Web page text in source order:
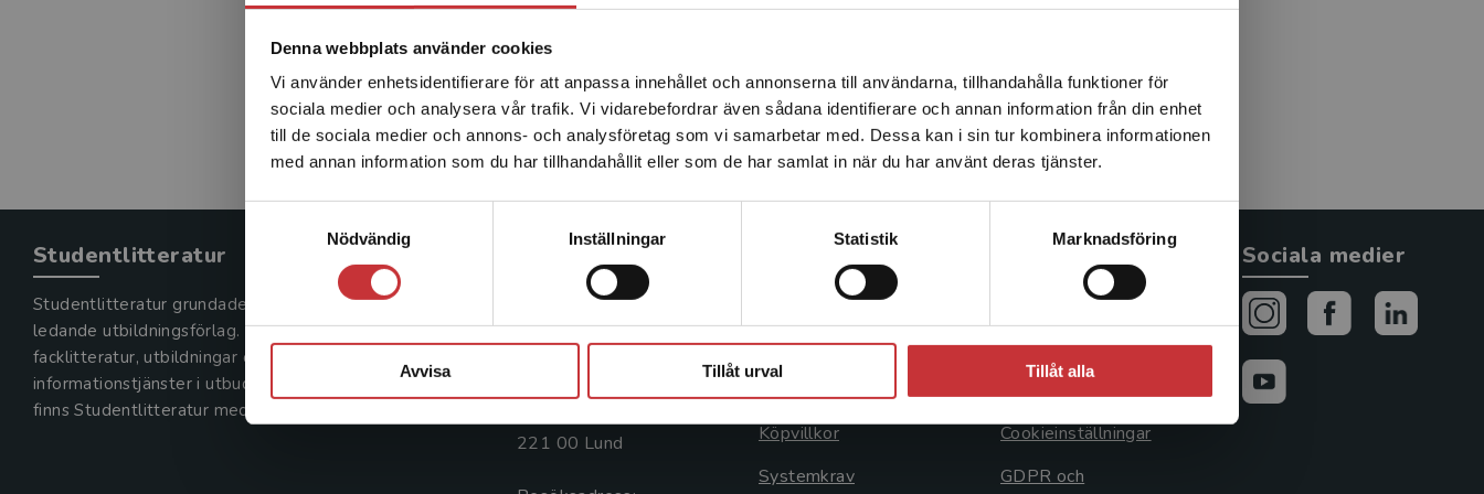
Denna webbplats använder cookies
Vi använder enhetsidentifierare för att anpassa innehållet och annonserna till användarna, tillhandahålla funktioner för
sociala medier och analysera vår trafik. Vi vidarebefordrar även sådana identifierare och annan information från din enhet
till de sociala medier och annons- och analysföretag som vi samarbetar med. Dessa kan i sin tur kombinera informationen
med annan information som du har tillhandahållit eller som de har samlat in när du har använt deras tjänster.
Samtyckesval
Nödvändig
Inställningar Statistik Marknadsföring
Avvisa Tillåt urval Tillåt alla
Det verkar som att du besöker studentlitteratur.se via en
enhet utanför Sverige. Vi erbjuder inte leveranser utanför
Sverige. För att kunna slutföra ett köp måste
leveransadressen vara i Sverige.Läs mer
Panel. Dr. Duke’s work focuses on early literacy development, particularly
Youngest Learner: Best Practices for Educators of Children from Birth to
Five (Scholastic, 2005); Beyond Bedtime Stories: A Parent’s Guide to
Promoting Reading, Writing, and Other Literacy Skills from Birth to 5
(Scholastic, 2014); and The ABCs of Emergent Literacy (Scholastic, 2012).
Studentlitteratur
Studentlitteratur grundades 1963 och är idag Sveriges
ledande utbildningsförlag. Med läromedel, kurslitteratur,
facklitteratur, utbildningar och digitala
informationstjänster i utbudet,
finns Studentlitteratur med längs hela kunskapsresan.
Kontakta oss
Kontakta oss
046-31 20 00
Postadress:
221 00 Lund
Kontakta kundservice
046-31 21 00
Frågor och svar
Köpvillkor
Systemkrav
Allmänna länkar
Avtal och rättigheter
Cookies
Cookieinställningar
GDPR och
Sociala medier